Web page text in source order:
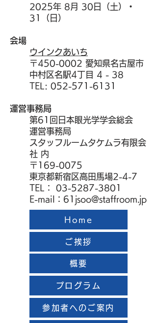
2025年 8月 30日（土）・
31（日）
会場
ウインクあいち
〒450-0002 愛知県名古屋市
中村区名駅4丁目 4 - 38
TEL: 052-571-6131
運営事務局
第61回日本眼光学学会総会
運営事務局
スタッフルームタケムラ有限会
社 内
〒169-0075
東京都新宿区高田馬場2-4-7
TEL： 03-5287-3801
E-mail： 61jsoo@staffroom.jp
Home
ご挨拶
概要
プログラム
参加者へのご案内